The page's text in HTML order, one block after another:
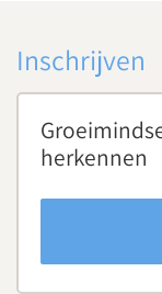
Inschrijven
herkennen